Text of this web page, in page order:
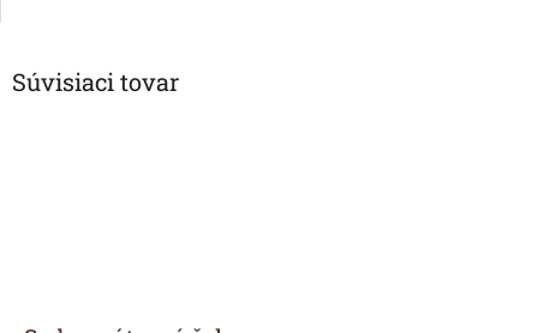
Súvisiaci tovar